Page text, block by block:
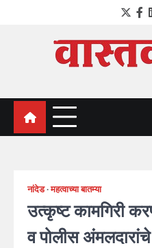
a leading NEWS portal of
नांदेड महत्वाच्या बातम्या
उत्कृष्ट कामगिरी
व पोलीस